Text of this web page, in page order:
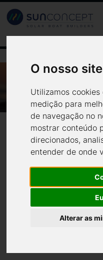
O nosso
Utilizamos
medição para
de navegação no
mostrar conteúdo
direcionados,
entender de onde
Alterar as
DE PORTIMÃO
Talk de
barcos
Setembro, às 16h00, e